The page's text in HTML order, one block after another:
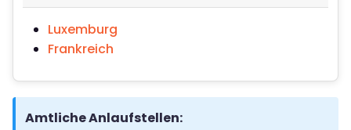
Luxemburg
Frankreich
Amtliche Anlaufstellen: